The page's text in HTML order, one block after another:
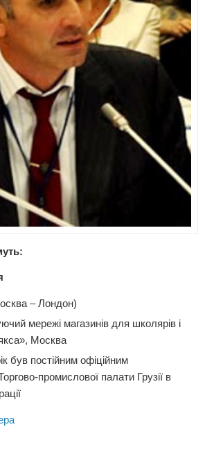
– Лондон)
мережі магазинів для школярів і
Москва
був постійним офіційним
промислової палати Грузії в